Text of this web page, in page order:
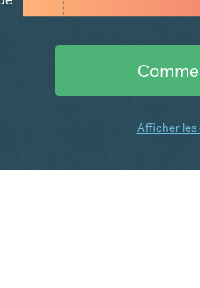
Afficher les